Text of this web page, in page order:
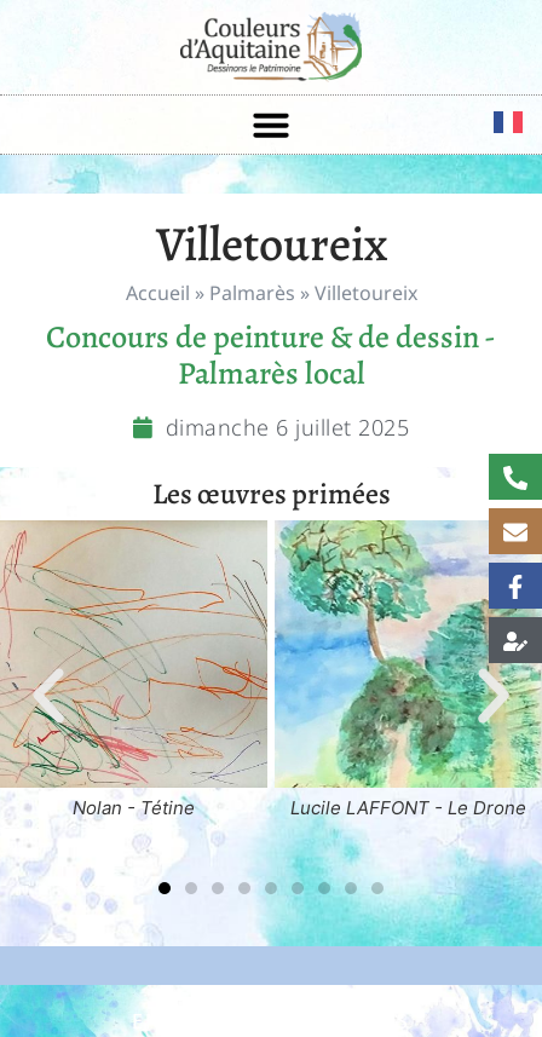
Villetoureix
Accueil » Palmarès »Villetoureix
Concours de peinture & de dessin -
Palmarès local
dimanche 6 juillet 2025
Les œuvres primées
Lucile LAFFONT - Le Drone
Aliza BITTARD - Ada
OBERTHÜER - Villetuvert
ENFANTS & ADOLESCENTS